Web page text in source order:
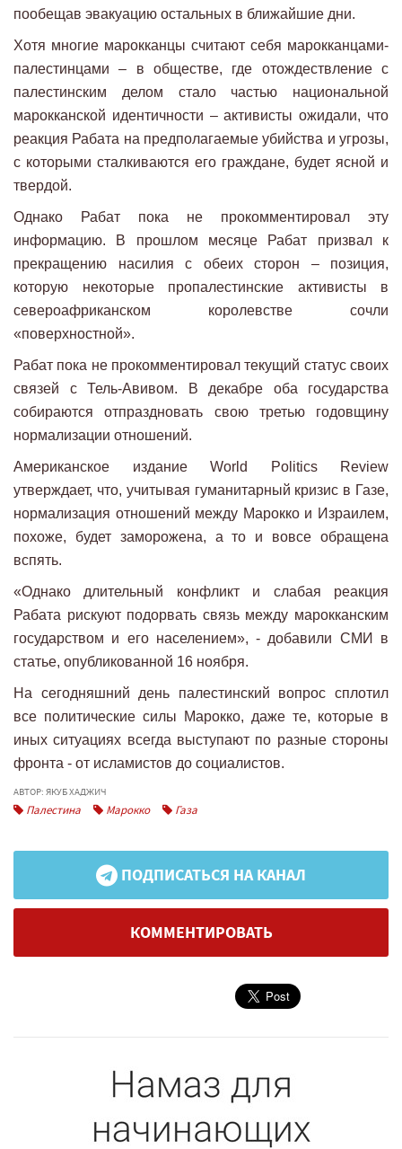
пообещав эвакуацию остальных в ближайшие дни.
Хотя многие марокканцы считают себя марокканцами-
палестинцами – в обществе, где отождествление с
палестинским делом стало частью национальной
марокканской идентичности – активисты ожидали, что
реакция Рабата на предполагаемые убийства и угрозы,
с которыми сталкиваются его граждане, будет ясной и
твердой.
Однако Рабат пока не прокомментировал эту
информацию. В прошлом месяце Рабат призвал к
прекращению насилия с обеих сторон – позиция,
которую некоторые пропалестинские активисты в
североафриканском королевстве сочли
«поверхностной».
Рабат пока не прокомментировал текущий статус своих
связей с Тель-Авивом. В декабре оба государства
собираются отпраздновать свою третью годовщину
нормализации отношений.
Американское издание World Politics Review
утверждает, что, учитывая гуманитарный кризис в Газе,
нормализация отношений между Марокко и Израилем,
похоже, будет заморожена, а то и вовсе обращена
вспять.
«Однако длительный конфликт и слабая реакция
Рабата рискуют подорвать связь между марокканским
государством и его населением», - добавили СМИ в
статье, опубликованной 16 ноября.
На сегодняшний день палестинский вопрос сплотил
все политические силы Марокко, даже те, которые в
иных ситуациях всегда выступают по разные стороны
фронта - от исламистов до социалистов.
АВТОР: ЯКУБ ХАДЖИЧ
Палестина Марокко Газа
ПОДПИСАТЬСЯ НА КАНАЛ
КОММЕНТИРОВАТЬ